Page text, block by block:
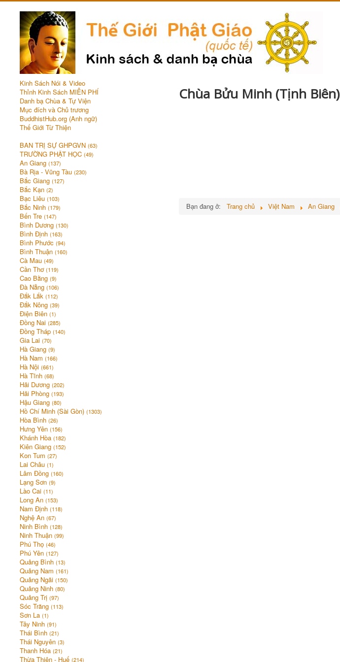
Kinh Sách Nói & Video
Thỉnh Kinh Sách MIỄN PHÍ
Danh bạ Chùa & Tự Viện
Mục đích và Chủ trương
BuddhistHub.org (Anh ngữ)
Thế Giới Từ Thiện
BAN TRỊ SỰ GHPGVN (63)
TRƯỜNG PHẬT HỌC (49)
An Giang (137)
Bà Rịa - Vũng Tàu (230)
Bắc Giang (127)
Bắc Kạn (2)
Bạc Liêu (103)
Bắc Ninh (179)
Bến Tre (147)
Bình Dương (130)
Bình Định (163)
Bình Phước (94)
Bình Thuận (160)
Cà Mau (49)
Cần Thơ(119)
Cao Bằng (9)
Đà Nẵng (106)
Đắk Lắk (112)
Đắk Nông (39)
Điện Biên (1)
Đồng Nai (285)
Đồng Tháp (140)
Gia Lai (70)
Hà Giang (9)
Hà Nam (166)
Hà Nội (661)
Hà Tĩnh (68)
Hải Dương (202)
Hải Phòng (193)
Hậu Giang (80)
Hồ Chí Minh (Sài Gòn) (1303)
Hòa Bình (26)
Hưng Yên (156)
Khánh Hòa (182)
Kiên Giang (152)
Kon Tum (27)
Lai Châu (1)
Lâm Đồng (160)
Lạng Sơn (9)
Lào Cai (11)
Long An (153)
Nam Định (118)
Nghệ An (67)
Ninh Bình (128)
Ninh Thuận (99)
Phú Thọ (46)
Phú Yên (127)
Quảng Bình (13)
Quảng Nam (161)
Quảng Ngãi (150)
Quảng Ninh (80)
Quảng Trị (97)
Sóc Trăng (113)
Sơn La (1)
Tây Ninh (91)
Thái Bình (21)
Thái Nguyên (3)
Thanh Hóa (21)
Thừa Thiên - Huế (214)
Chùa Bửu Minh (Tịnh Biên)
Bạn đang ở: Trang chủ Việt Nam An Giang